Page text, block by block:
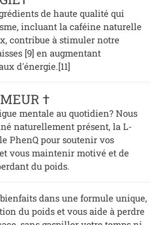
de haute qualité qui
incluant la caféine naturelle
contribue à stimuler notre
[9] en augmentant
d'énergie.[11]
†
mentale au quotidien? Nous
naturellement présent, la L-
PhenQ pour soutenir vos
vous maintenir motivé et de
du poids.
dans une formule unique,
du poids et vous aide à perdre